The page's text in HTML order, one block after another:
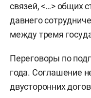
связей, <…> общих
давнего
между тремя
Переговоры по
года. Соглашение
двусторонних